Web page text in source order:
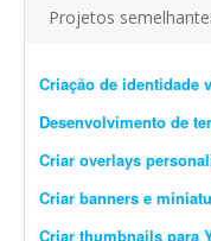
Projetos
Desenvolvimento de
Criar overlays
Criar thumbnails para